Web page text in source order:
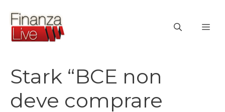
contenuto
Stark “BCE non
deve comprare